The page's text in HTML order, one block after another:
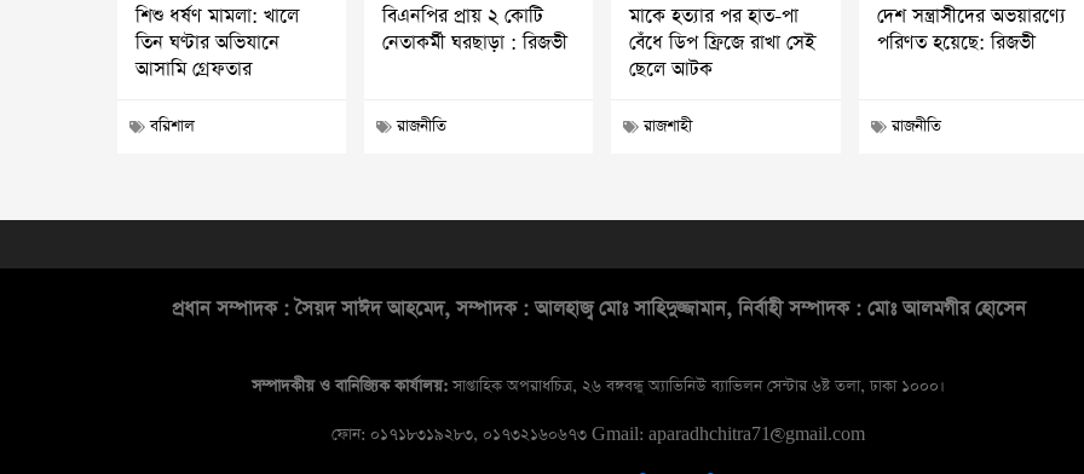
শিশু ধর্ষণ মামলা: খালে
তিন ঘণ্টার অভিযানে
আসামি গ্রেফতার
বরিশাল
বিএনপির প্রায় ২ কোটি
নেতাকর্মী ঘরছাড়া : রিজভী
রাজনীতি
মাকে হত্যার পর হাত-পা
বেঁধে ডিপ ফ্রিজে রাখা সেই
ছেলে আটক
রাজশাহী
দেশ সন্ত্রাসীদের অভয়ারণ্যে
পরিণত হয়েছে: রিজভী
রাজনীতি
প্রধান সম্পাদক : সৈয়দ সাঈদ আহমেদ, সম্পাদক : আলহাজ্ব মোঃ সাহিদুজ্জামান, নির্বাহী সম্পাদক : মোঃ আলমগীর হোসেন
সম্পাদকীয় ও বানিজ্যিক কার্যালয়:সাপ্তাহিক অপরাধচিত্র, ২৬ বঙ্গবন্ধু অ্যাভিনিউ ব্যাভিলন সেন্টার ৬ষ্ট তলা, ঢাকা ১০০০।
ফোন: ০১৭১৮৩১৯২৮৩, ০১৭৩২১৬০৬৭৩ Gmail: aparadhchitra71@gmail.com